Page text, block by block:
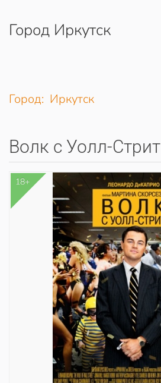
Перейти к содержимому
Город Иркутск
Город: Иркутск
Волк с Уолл-Стрит
18+